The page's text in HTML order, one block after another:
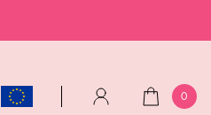
KOSZYK
0